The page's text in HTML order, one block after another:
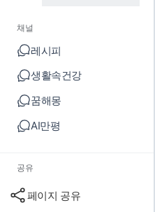
채널
레시피
생활속건강
꿈해몽
AI만평
공유
페이지 공유